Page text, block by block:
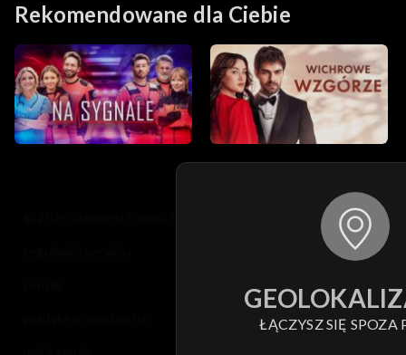
Rekomendowane dla Ciebie
ŁĄCZYSZ SIĘ SPOZA